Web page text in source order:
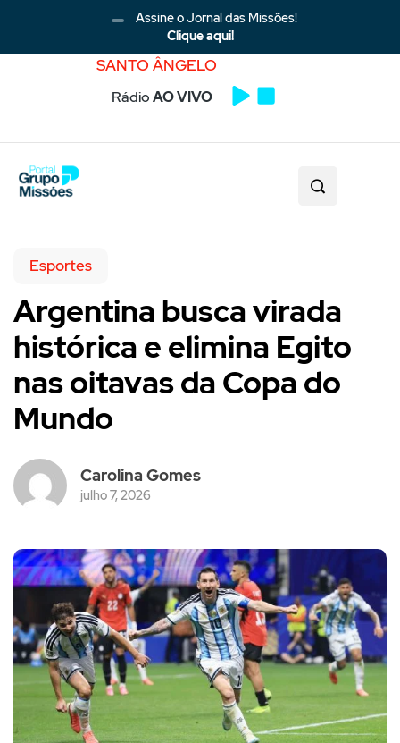
Assine o Jornal das Missões!
Clique aqui!
SANTO ÂNGELO
RádioAO VIVO
Esportes
Argentina busca virada
histórica e elimina Egito
nas oitavas da Copa do
Mundo
Carolina Gomes
julho 7, 2026